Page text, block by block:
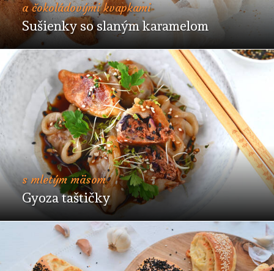
a čokoládovými kvapkami
Sušienky so slaným karamelom
s mletým mäsom
Gyoza taštičky